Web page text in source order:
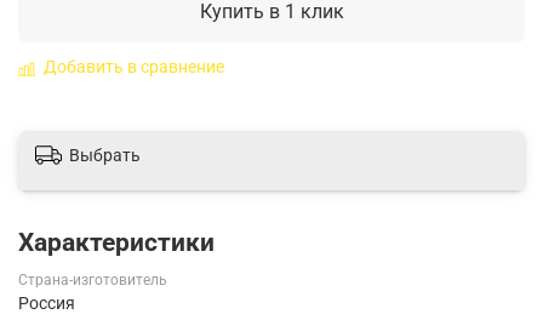
Купить в 1 клик
Добавить в сравнение
Выбрать
Характеристики
Страна-изготовитель
Россия